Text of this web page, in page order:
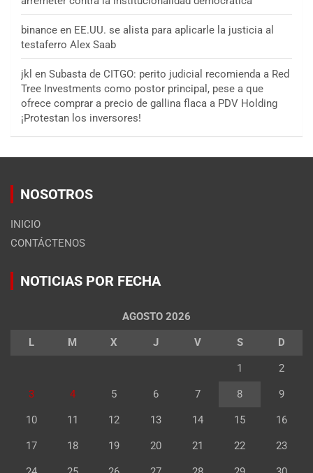
binance en EE.UU. se alista para aplicarle la justicia al
testaferro Alex Saab
jkl en Subasta de CITGO: perito judicial recomienda a Red
Tree Investments como postor principal, pese a que
ofrece comprar a precio de gallina flaca a PDV Holding
¡Protestan los inversores!
NOSOTROS
INICIO
CONTÁCTENOS
NOTICIAS POR FECHA
AGOSTO 2026
L M X J V S D
1 2
3 4 5 6 7 8 9
10 11 12 13 14 15 16
17 18 19 20 21 22 23